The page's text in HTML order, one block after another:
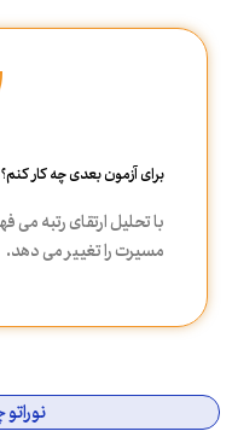
برای آزمون بعدی چه کار کنم؟
با تحلیل ارتقای رتبه
مسیرت را تغییر می دهد.